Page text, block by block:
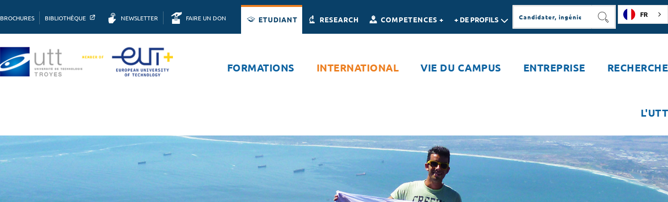
BROCHURES BIBLIOTHÈQUE NEWSLETTER FAIRE UN DON ETUDIANT RESEARCH COMPETENCES + + DE PROFILS
RECHERCHER
FR
FORMATIONS INTERNATIONAL VIE DU CAMPUS ENTREPRISE RECHERCHE
L'UTT